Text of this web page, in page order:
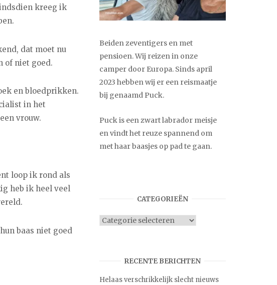
kreeg ik
dat moet nu
of niet goed.
en bloedprikken.
in het
vrouw.
loop ik rond als
heb ik heel veel
baas niet goed
Beiden zeventigers en met
pensioen. Wij reizen in onze
camper door Europa. Sinds april
2023 hebben wij er een reismaatje
bij genaamd Puck.
Puck is een zwart labrador meisje
en vindt het reuze spannend om
met haar baasjes op pad te gaan.
CATEGORIEËN
Categorieën
RECENTE BERICHTEN
Helaas verschrikkelijk slecht nieuws